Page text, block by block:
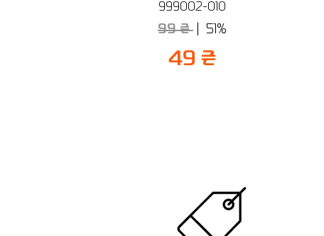
999002-010
99 ₴ 51%
49 ₴